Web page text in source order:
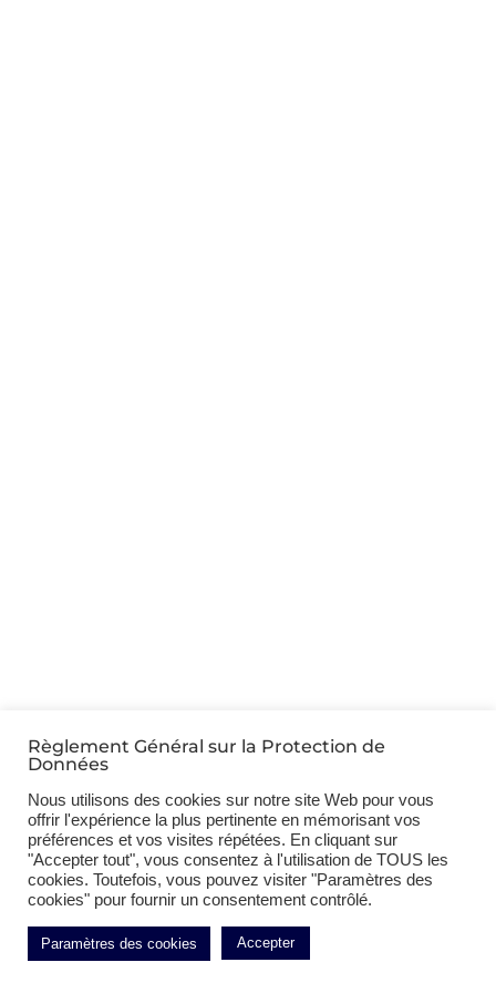
Règlement Général sur la Protection de
Données
Nous utilisons des cookies sur notre site Web pour vous
offrir l'expérience la plus pertinente en mémorisant vos
préférences et vos visites répétées. En cliquant sur
"Accepter tout", vous consentez à l'utilisation de TOUS les
cookies. Toutefois, vous pouvez visiter "Paramètres des
cookies" pour fournir un consentement contrôlé.
Paramètres des cookies Accepter